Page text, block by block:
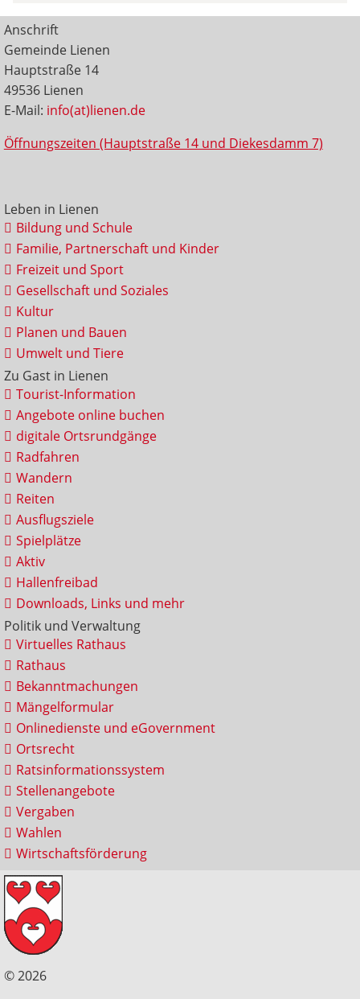
Anschrift
Gemeinde Lienen
Hauptstraße 14
49536 Lienen
E-Mail: info(at)lienen.de
Öffnungszeiten (Hauptstraße 14 und Diekesdamm 7)
Leben in Lienen
Bildung und Schule
Familie, Partnerschaft und Kinder
Freizeit und Sport
Gesellschaft und Soziales
Kultur
Planen und Bauen
Umwelt und Tiere
Zu Gast in Lienen
Tourist-Information
Angebote online buchen
digitale Ortsrundgänge
Radfahren
Wandern
Reiten
Ausflugsziele
Spielplätze
Aktiv
Hallenfreibad
Downloads, Links und mehr
Politik und Verwaltung
Virtuelles Rathaus
Rathaus
Bekanntmachungen
Mängelformular
Onlinedienste und eGovernment
Ortsrecht
Ratsinformationssystem
Stellenangebote
Vergaben
Wahlen
Wirtschaftsförderung
© 2026